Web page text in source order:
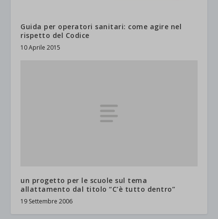
Guida per operatori sanitari: come agire nel
rispetto del Codice
10 Aprile 2015
un progetto per le scuole sul tema
allattamento dal titolo “C’è tutto dentro”
19 Settembre 2006